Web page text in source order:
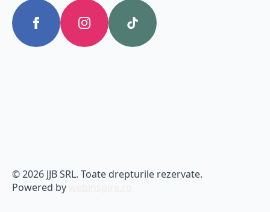
© 2026 JJB SRL. Toate drepturile rezervate.
Powered by